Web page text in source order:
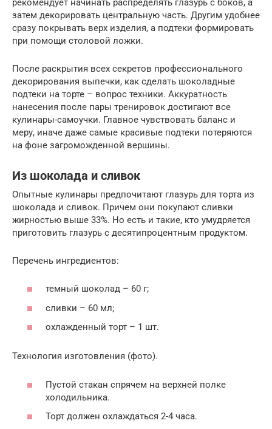
рекомендует начинать распределять глазурь с боков, а
затем декорировать центральную часть. Другим удобнее
сразу покрывать верх изделия, а подтеки формировать
при помощи столовой ложки.
После раскрытия всех секретов профессионального
декорирования выпечки, как сделать шоколадные
подтеки на торте – вопрос техники. Аккуратность
нанесения после пары тренировок достигают все
кулинары-самоучки. Главное чувствовать баланс и
меру, иначе даже самые красивые подтеки потеряются
на фоне загроможденной вершины.
Из шоколада и сливок
Опытные кулинары предпочитают глазурь для торта из
шоколада и сливок. Причем они покупают сливки
жирностью выше 33%. Но есть и такие, кто умудряется
приготовить глазурь с десятипроцентным продуктом.
Перечень ингредиентов:
темный шоколад – 60 г;
сливки – 60 мл;
охлажденный торт – 1 шт.
Технология изготовления (фото).
Пустой стакан спрячем на верхней полке
холодильника.
Торт должен охлаждаться 2-4 часа.